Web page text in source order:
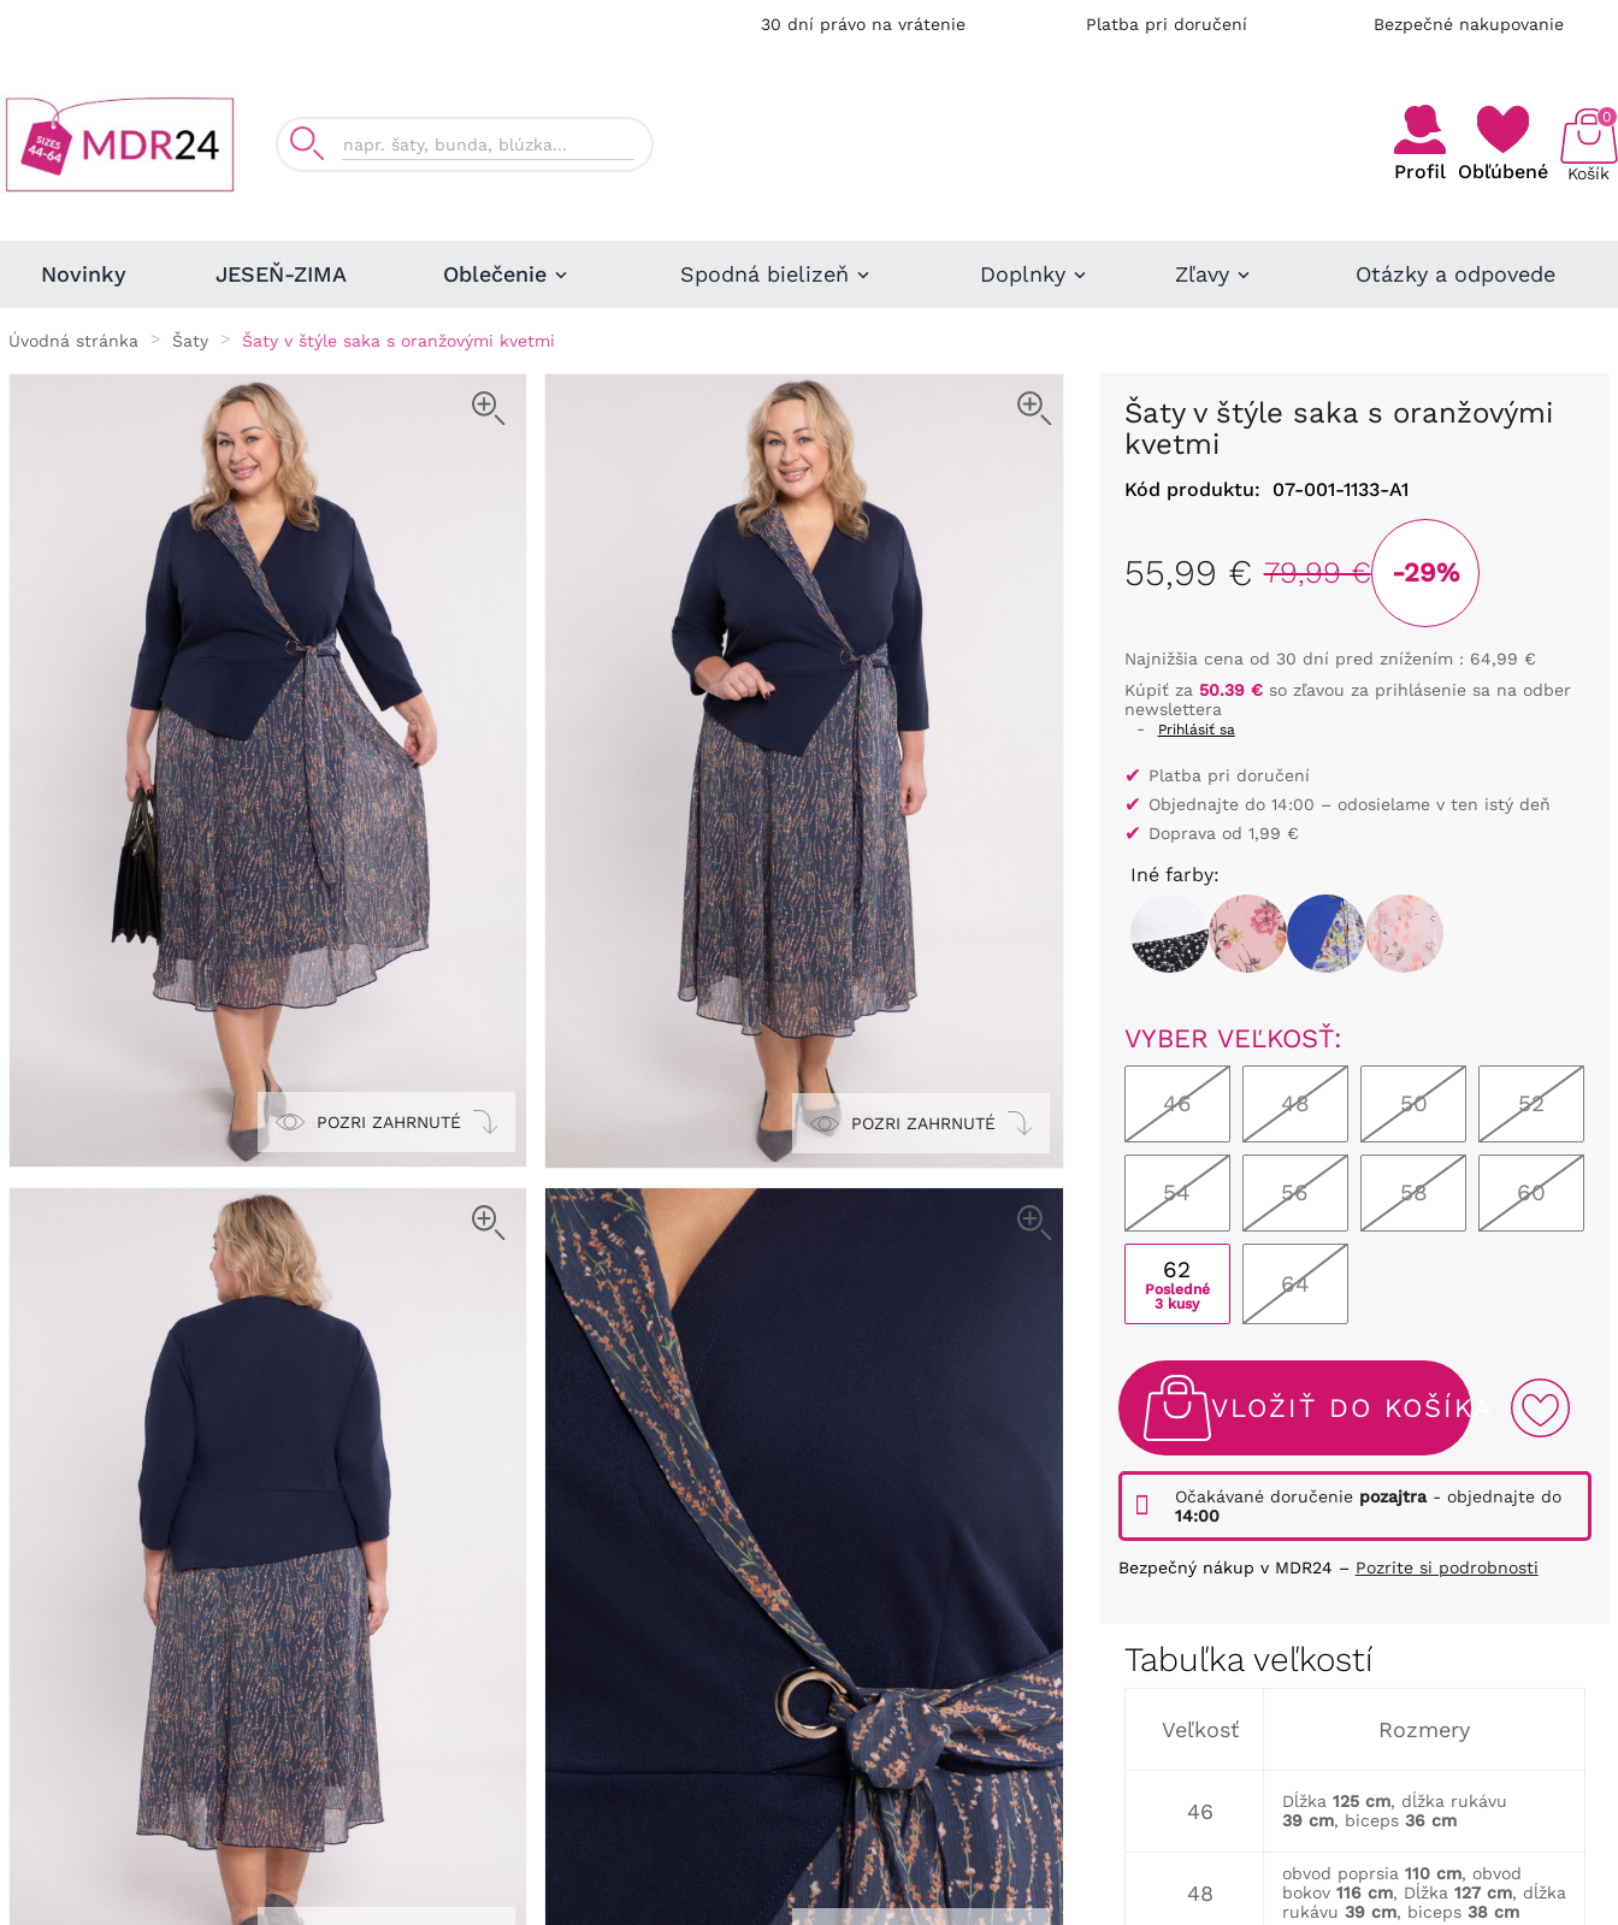
30 dní právo na vrátenie Platba pri doručení Bezpečné nakupovanie
Profil Obľúbené Košík
0
Novinky JESEŇ-ZIMA Oblečenie Spodná bielizeň Doplnky Zľavy Otázky a odpovede
Úvodná stránka Šaty Šaty v štýle saka s oranžovými kvetmi
POZRI ZAHRNUTÉ POZRI ZAHRNUTÉ
Šaty v štýle saka s oranžovými
kvetmi
Kód produktu: 07-001-1133-A1
55,99 € 79,99 € -29%
Najnižšia cena od 30 dní pred znížením : 64,99 €
Kúpiť za 50.39 €so zľavou za prihlásenie sa na odber
newslettera
-
Prihlásiť sa
✔ Platba pri doručení
✔ Objednajte do 14:00 – odosielame v ten istý deň
✔ Doprava od 1,99 €
Iné farby:
VYBER VEĽKOSŤ:
46 48 50 52
54 56 58 60
62
Posledné
3 kusy
64
VLOŽIŤ DO KOŠÍKA
Očakávané doručenie pozajtra- objednajte do
14:00
Bezpečný nákup v MDR24 – Pozrite si podrobnosti
Tabuľka veľkostí
Veľkosť Rozmery
46 Dĺžka 125 cm, dĺžka rukávu
39 cm, biceps 36 cm
48
obvod poprsia 110 cm, obvod
bokov 116 cm, Dĺžka 127 cm, dĺžka
rukávu 39 cm, biceps 38 cm